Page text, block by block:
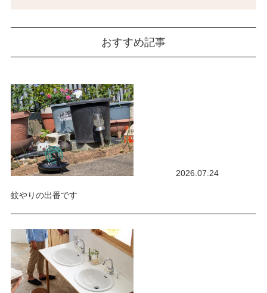
おすすめ記事
2026.07.24
蚊やりの出番です